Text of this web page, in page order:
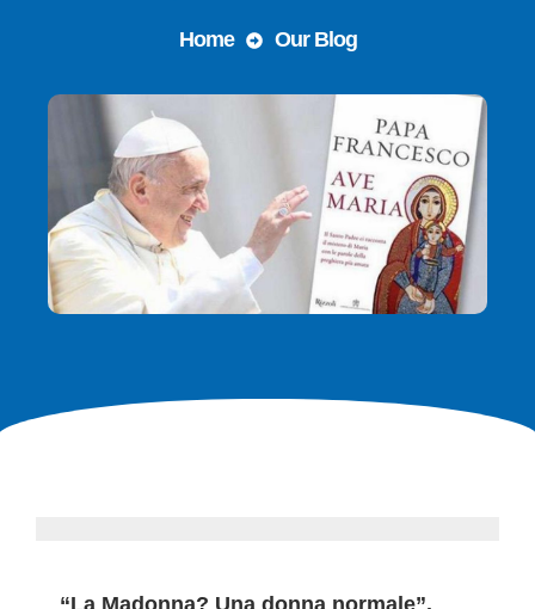
Home Our Blog